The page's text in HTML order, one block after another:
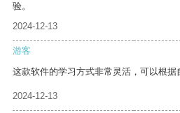
验。
2024-12-13
游客
这款软件的学习方式非常灵活，可以根据
2024-12-13